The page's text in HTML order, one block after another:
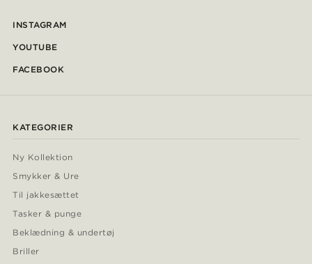
INSTAGRAM
YOUTUBE
FACEBOOK
KATEGORIER
Ny Kollektion
Smykker & Ure
Til jakkesættet
Tasker & punge
Beklædning & undertøj
Briller